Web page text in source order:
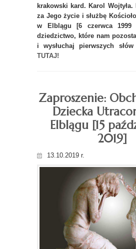
krakowski kard. Karol
za Jego życie i służbę
w Elblągu [6 czerwca
dziedzictwo, które nam
i wysłuchaj pierwszych
TUTAJ!
Zaproszenie:
Dziecka
Elblągu [15
2019]
13.10.2019 r.